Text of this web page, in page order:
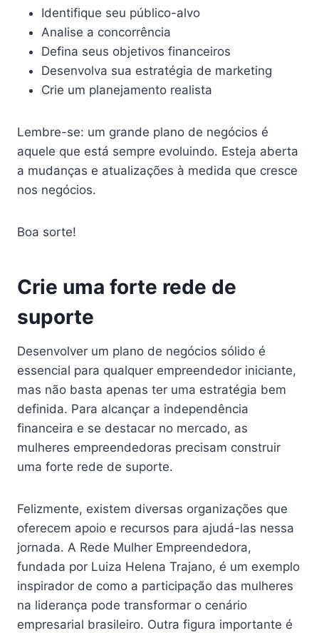
Identifique seu público-alvo
Analise a concorrência
Defina seus objetivos financeiros
Desenvolva sua estratégia de marketing
Crie um planejamento realista
Lembre-se: um grande plano de negócios é
aquele que está sempre evoluindo. Esteja aberta
a mudanças e atualizações à medida que cresce
nos negócios.
Boa sorte!
Crie uma forte rede de
suporte
Desenvolver um plano de negócios sólido é
essencial para qualquer empreendedor iniciante,
mas não basta apenas ter uma estratégia bem
definida. Para alcançar a independência
financeira e se destacar no mercado, as
mulheres empreendedoras precisam construir
uma forte rede de suporte.
Felizmente, existem diversas organizações que
oferecem apoio e recursos para ajudá-las nessa
jornada. A Rede Mulher Empreendedora,
fundada por Luiza Helena Trajano, é um exemplo
inspirador de como a participação das mulheres
na liderança pode transformar o cenário
empresarial brasileiro. Outra figura importante é